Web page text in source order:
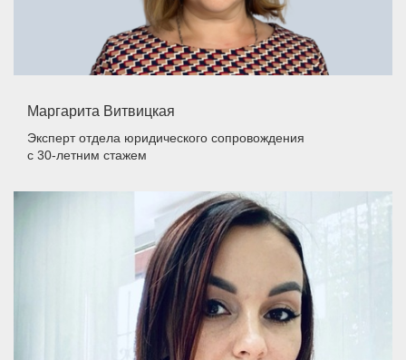
Маргарита Витвицкая
Эксперт отдела юридического сопровождения
с 30-летним стажем